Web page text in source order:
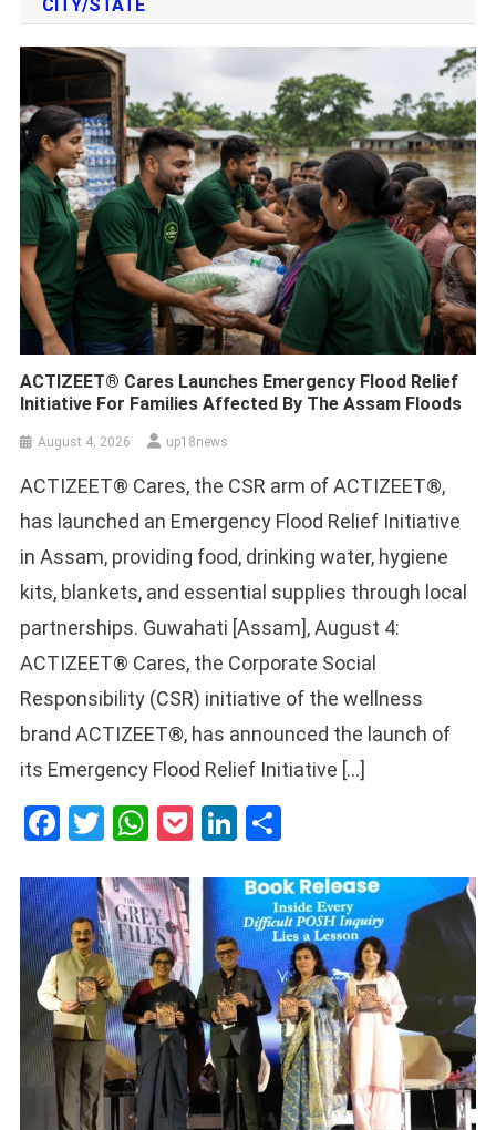
CITY/STATE
ACTIZEET® Cares Launches Emergency Flood Relief
Initiative For Families Affected By The Assam Floods
August 4, 2026 up18news
ACTIZEET® Cares, the CSR arm of ACTIZEET®,
has launched an Emergency Flood Relief Initiative
in Assam, providing food, drinking water, hygiene
kits, blankets, and essential supplies through local
partnerships. Guwahati [Assam], August 4:
ACTIZEET® Cares, the Corporate Social
Responsibility (CSR) initiative of the wellness
brand ACTIZEET®, has announced the launch of
its Emergency Flood Relief Initiative […]
Facebook
Twitter
WhatsApp
PocketLinkedIn